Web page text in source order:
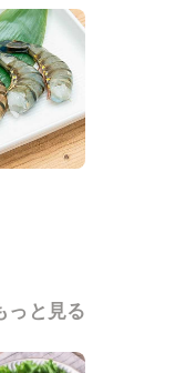
っと見る